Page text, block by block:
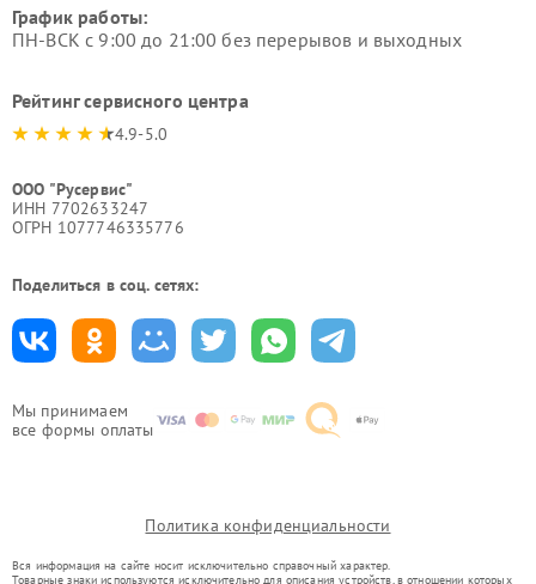
Мы принимаем
все формы оплаты
График работы:
ПН-ВСК с 9:00 до 21:00 без перерывов и выходных
Рейтинг сервисного центра
4.9-5.0
ООО "Русервис"
ИНН 7702633247
ОГРН 1077746335776
Поделиться в соц. сетях:
Политика конфиденциальности
Вся информация на сайте носит исключительно справочный характер.
Товарные знаки используются исключительно для описания устройств, в отношении которых